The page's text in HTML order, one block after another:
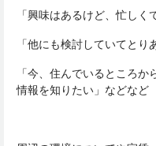
「興味はあるけど、忙しく
「他にも検討していてとり
「今、住んでいるところ
情報を知りたい」などなど